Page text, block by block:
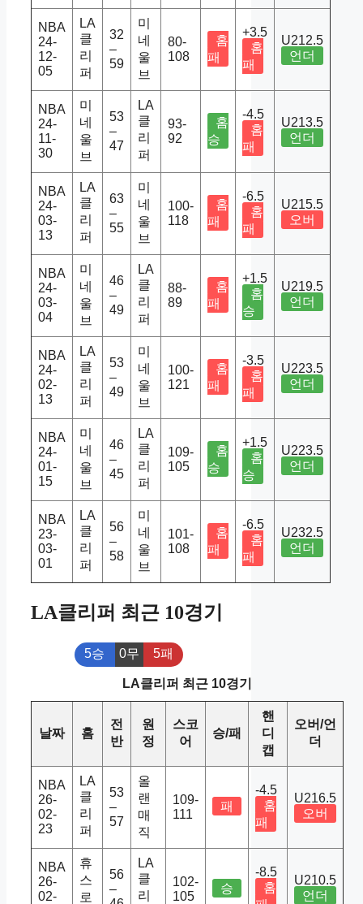
NBA
24-
12-
05
LA
클
리
퍼
32
–
59
미
네
울
브
80-
108
홈
패
+3.5
홈
패
U212.5
언더
NBA
24-
11-
30
미
네
울
브
53
–
47
LA
클
리
퍼
93-
92
홈
승
-4.5
홈
패
U213.5
언더
NBA
24-
03-
13
LA
클
리
퍼
63
–
55
미
네
울
브
100-
118
홈
패
-6.5
홈
패
U215.5
오버
NBA
24-
03-
04
미
네
울
브
46
–
49
LA
클
리
퍼
88-
89
홈
패
+1.5
홈
승
U219.5
언더
NBA
24-
02-
13
LA
클
리
퍼
53
–
49
미
네
울
브
100-
121
홈
패
-3.5
홈
패
U223.5
언더
NBA
24-
01-
15
미
네
울
브
46
–
45
LA
클
리
퍼
109-
105
홈
승
+1.5
홈
승
U223.5
언더
NBA
23-
03-
01
LA
클
리
퍼
56
–
58
미
네
울
브
101-
108
홈
패
-6.5
홈
패
U232.5
언더
LA클리퍼 최근 10경기
5승 0무 5패
LA클리퍼 최근 10경기
날짜 홈
전
반
원
정
스코
어
승/패
핸
디
캡
오버/언
더
NBA
26-
02-
23
LA
클
리
퍼
53
–
57
올
랜
매
직
109-
111
패
-4.5
홈
패
U216.5
오버
NBA
26-
02-
휴
스
로
56
–
LA
클
리
102-
105
승
-8.5
홈
U210.5
언더